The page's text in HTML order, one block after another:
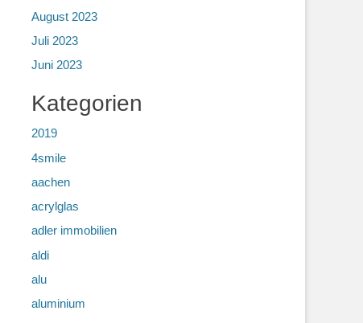
August 2023
Juli 2023
Juni 2023
Kategorien
2019
4smile
aachen
acrylglas
adler immobilien
aldi
alu
aluminium